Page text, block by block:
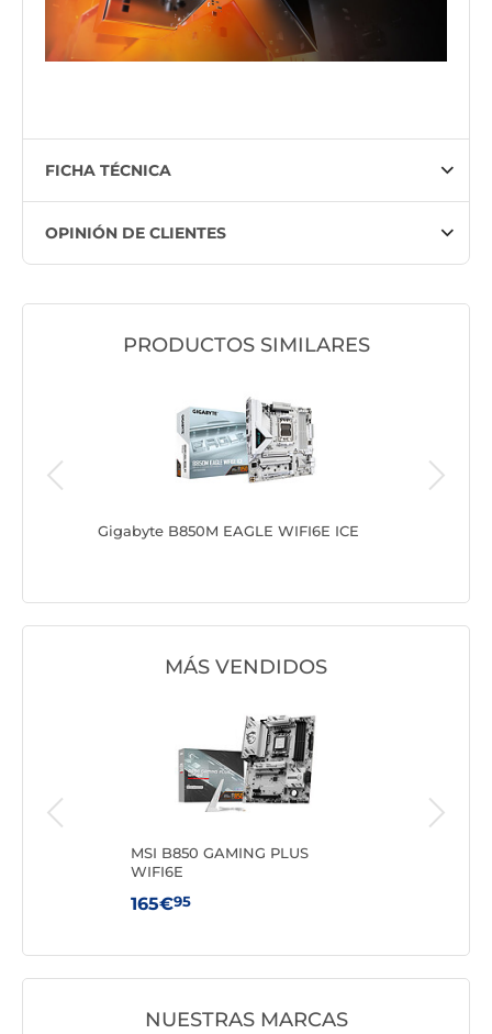
FICHA TÉCNICA
OPINIÓN DE CLIENTES
PRODUCTOS SIMILARES
Gigabyte B850M EAGLE WIFI6E ICE
MÁS VENDIDOS
MSI B850 GAMING PLUS
WIFI6E
165€95
NUESTRAS MARCAS